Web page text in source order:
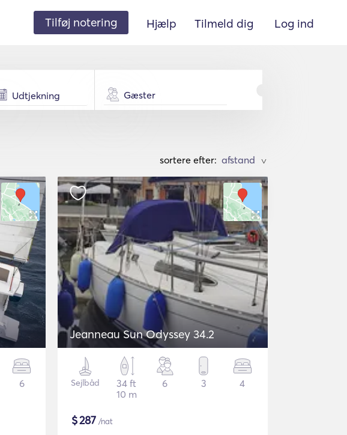
Tilføj notering Hjælp Tilmeld dig Log ind
Gæster
sortere efter: >
6
Jeanneau Sun Odyssey 34.2
Sejlbåd
34 ft
10 m
6 3 4
$287 /nat